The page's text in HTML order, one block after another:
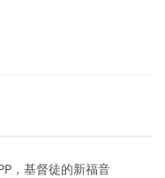
，基督徒的新福音